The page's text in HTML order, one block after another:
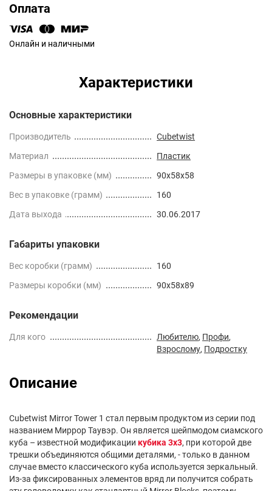
Оплата
Онлайн и наличными
Характеристики
Основные характеристики
Производитель
Cubetwist
Материал
Пластик
Размеры в упаковке (мм)
90x58x58
Вес в упаковке (грамм)
160
Дата выхода
30.06.2017
Габариты упаковки
Вес коробки (грамм)
160
Размеры коробки (мм)
90x58x89
Рекомендации
Для кого Любителю, Профи,
Взрослому, Подростку
Описание
Cubetwist Mirror Tower 1 стал первым продуктом из серии под
названием Миррор Таувэр. Он является шейпмодом сиамского
куба – известной модификации кубика 3x3, при которой две
трешки объединяются общими деталями, - только в данном
случае вместо классического куба используется зеркальный.
Из-за фиксированных элементов вряд ли получится собрать